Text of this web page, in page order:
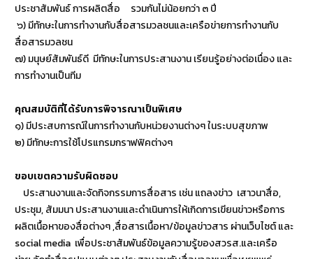
ประชาสัมพันธ์ การผลิตสื่อ รวมกันไม่น้อยกว่า ๓ ปี
๖) มีทักษะในการทำงานกับสื่อสารมวลชนและเครือข่ายการทำงานกับ
สื่อสารมวลชน
๗) มนุษย์สัมพันธ์ดี มีทักษะในการประสานงาน เรียนรู้อย่างต่อเนื่อง และ
การทำงานเป็นทีม
คุณสมบัติที่ได้รับการพิจารณาเป็นพิเศษ
๑) มีประสบการณ์ในการทำงานกับหน่วยงานต่างๆ ในระบบสุขภาพ
๒) มีทักษะการใช้โปรแกรมกราฟฟิคต่างๆ
ขอบเขตความรับผิดชอบ
ประสานงานและจัดกิจกรรมการสื่อสาร เช่น แถลงข่าว เสาวนาสื่อ,
ประชุม, สัมมนา ประสานงานและดำเนินการให้เกิดการเขียนข่าวหรือการ
ผลิตเนื้อหาของสื่อต่างๆ ,สื่อสารเนื้อหา/ข้อมูลข่าวสาร ผ่านเว็บไซต์ และ
social media เพื่อประชาสัมพันธ์ข้อมูลความรู้ของสวรส.และเครือ